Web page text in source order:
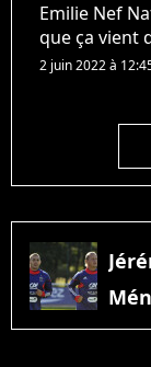
Emilie Nef
que ça vient
2 juin 2022 à